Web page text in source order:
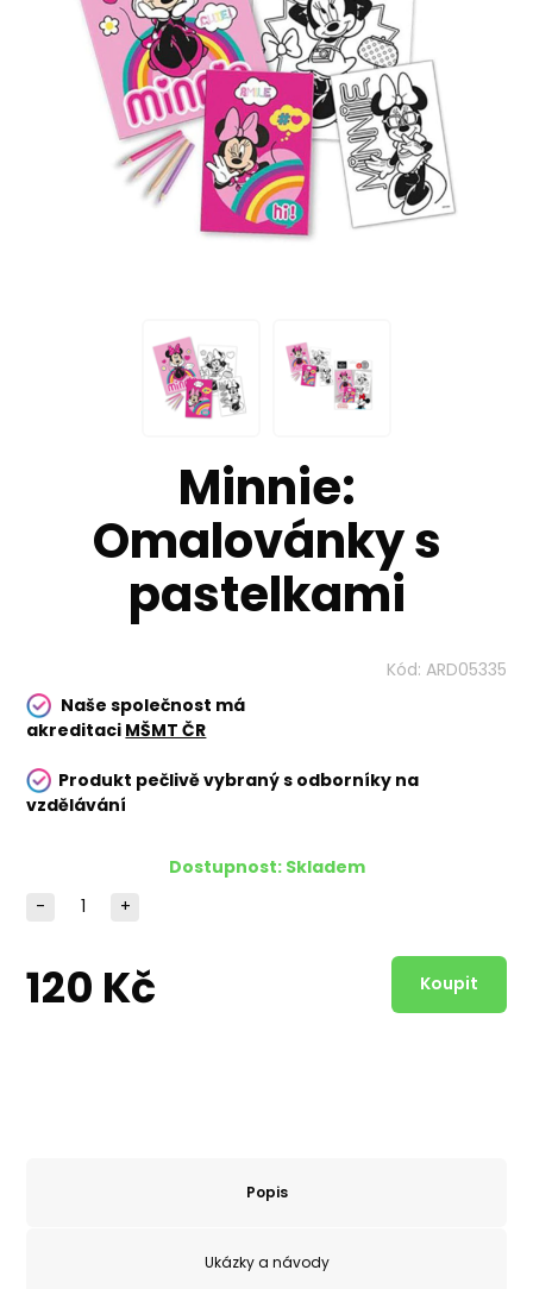
Minnie:
Omalovánky s
pastelkami
Kód: ARD05335
Naše společnost má
akreditaci MŠMT ČR
Produkt pečlivě vybraný s odborníky na
vzdělávání
Dostupnost: Skladem
120 Kč
- +
Popis
Ukázky a návody